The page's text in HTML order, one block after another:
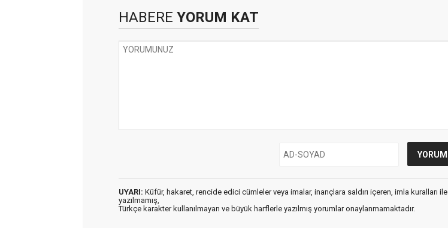
HABERE YORUM KAT
UYARI: Küfür, hakaret, rencide edici cümleler veya imalar, inançlara saldırı içeren, imla kuralları ile
yazılmamış,
Türkçe karakter kullanılmayan ve büyük harflerle yazılmış yorumlar onaylanmamaktadır.